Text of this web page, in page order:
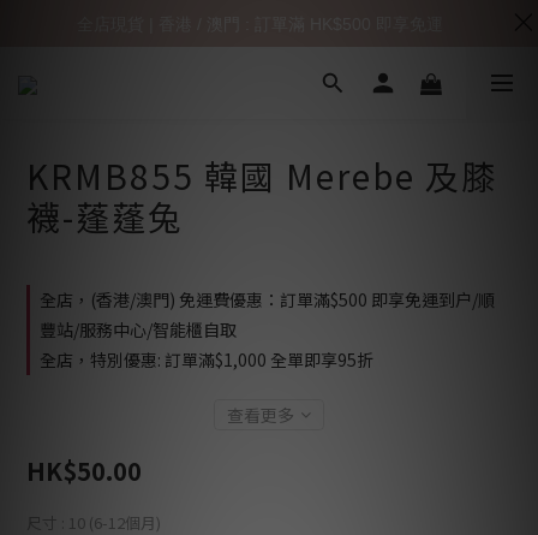
KRMB855 韓國 Merebe 及膝
襪-蓬蓬兔
全店，(香港/澳門) 免運費優惠：訂單滿$500 即享免運到户/順
豐站/服務中心/智能櫃自取
全店，特別優惠: 訂單滿$1,000 全單即享95折
查看更多
HK$50.00
尺寸 : 10 (6-12個月)